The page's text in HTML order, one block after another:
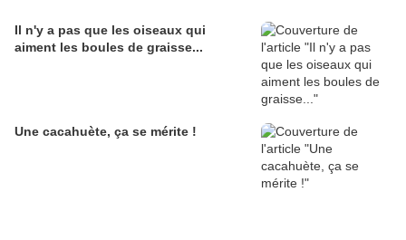
Il n'y a pas que les oiseaux qui
aiment les boules de graisse...
Une cacahuète, ça se mérite !